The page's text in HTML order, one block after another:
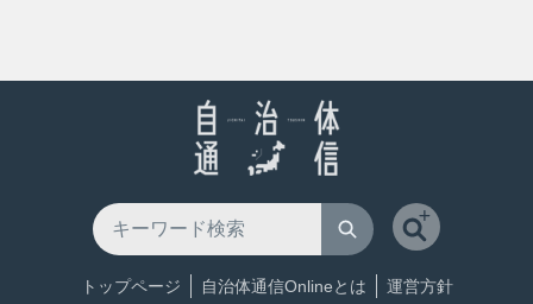
トップページ 自治体通信Onlineとは 運営方針